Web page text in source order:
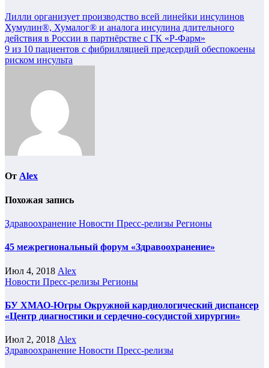
Лилли организует производство всей линейки инсулинов
Хумулин®, Хумалог® и аналога инсулина длительного
действия в России в партнёрстве c ГК «Р-Фарм»
9 из 10 пациентов с фибрилляцией предсердий обеспокоены
риском инсульта
От Alex
Похожая запись
Здравоохранение Новости Пресс-релизы Регионы
45 межрегиональный форум «Здравоохранение»
Июл 4, 2018 Alex
Новости Пресс-релизы Регионы
БУ ХМАО-Югры Окружной кардиологический диспансер
«Центр диагностики и сердечно-сосудистой хирургии»
Июл 2, 2018 Alex
Здравоохранение Новости Пресс-релизы